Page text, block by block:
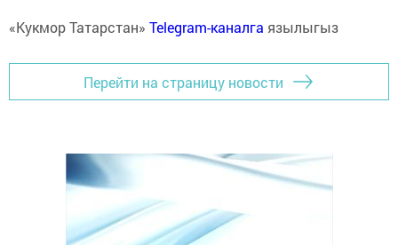
«Кукмор Татарстан» Telegram-каналга язылыгыз
Перейти на страницу новости